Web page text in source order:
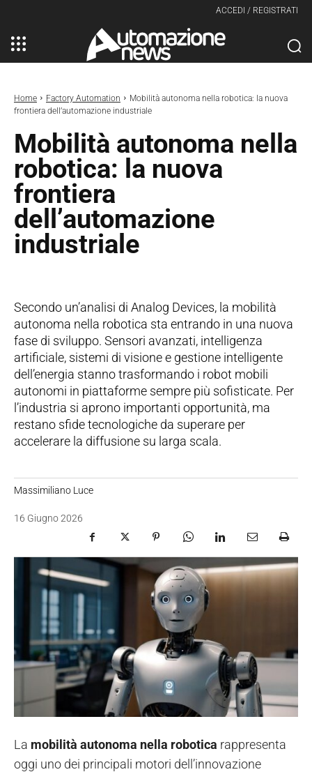
ACCEDI / REGISTRATI
Home Factory Automation
Mobilità autonoma nella robotica: la nuova
frontiera dell’automazione industriale
Mobilità autonoma nella
robotica: la nuova
frontiera
dell’automazione
industriale
Secondo un’analisi di Analog Devices, la mobilità
autonoma nella robotica sta entrando in una nuova
fase di sviluppo. Sensori avanzati, intelligenza
artificiale, sistemi di visione e gestione intelligente
dell’energia stanno trasformando i robot mobili
autonomi in piattaforme sempre più sofisticate. Per
l’industria si aprono importanti opportunità, ma
restano sfide tecnologiche da superare per
accelerare la diffusione su larga scala.
Massimiliano Luce
16 Giugno 2026
La mobilità autonoma nella robotica rappresenta
oggi uno dei principali motori dell’innovazione